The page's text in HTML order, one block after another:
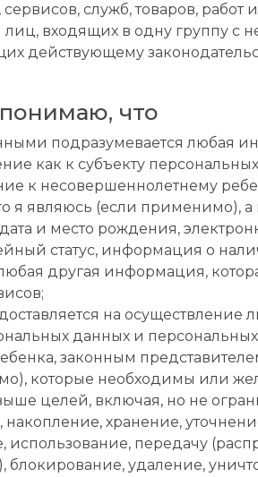
служб, товаров, работ
входящих в одну группу с
действующему
что
подразумевается любая
как к субъекту
к несовершеннолетнему
я являюсь (если применимо),
и место рождения,
статус, информация о
другая информация,
на осуществление
данных и
законным
которые необходимы или
целей, включая, но не
накопление, хранение,
использование, передачу
блокирование, удаление,